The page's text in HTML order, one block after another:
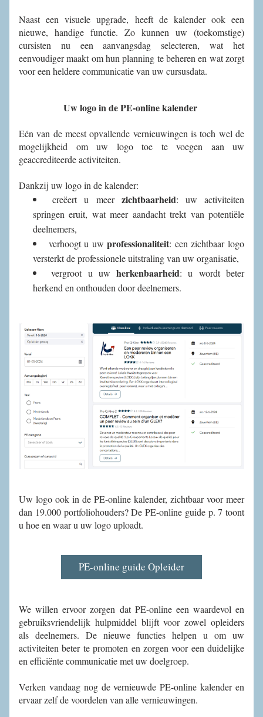
Naast een visuele upgrade, heeft de kalender ook een
nieuwe, handige functie. Zo kunnen uw (toekomstige)
cursisten nu een aanvangsdag selecteren, wat het
eenvoudiger maakt om hun planning te beheren en wat zorgt
voor een heldere communicatie van uw cursusdata.
Uw logo in de PE-online kalender
Eén van de meest opvallende vernieuwingen is toch wel de
mogelijkheid om uw logo toe te voegen aan uw
geaccrediteerde activiteiten.
Dankzij uw logo in de kalender:
creëert u meer zichtbaarheid: uw activiteiten
springen eruit, wat meer aandacht trekt van potentiële
deelnemers,
verhoogt u uw professionaliteit: een zichtbaar logo
versterkt de professionele uitstraling van uw organisatie,
vergroot u uw herkenbaarheid: u wordt beter
herkend en onthouden door deelnemers.
Uw logo ook in de PE-online kalender, zichtbaar voor meer
dan 19.000 portfoliohouders? De PE-online guide p. 7 toont
u hoe en waar u uw logo uploadt.
PE-online guide Opleider
We willen ervoor zorgen dat PE-online een waardevol en
gebruiksvriendelijk hulpmiddel blijft voor zowel opleiders
als deelnemers. De nieuwe functies helpen u om uw
activiteiten beter te promoten en zorgen voor een duidelijke
en efficiënte communicatie met uw doelgroep.
Verken vandaag nog de vernieuwde PE-online kalender en
ervaar zelf de voordelen van alle vernieuwingen.